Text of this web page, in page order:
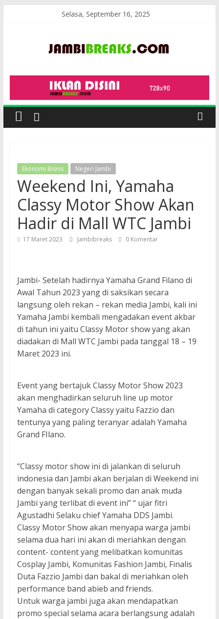
Selasa, September 16, 2025
JambiBreaks
Ekonomi Bisnis Negeri Jambi
Weekend Ini, Yamaha
Classy Motor Show Akan
Hadir di Mall WTC Jambi
17 Maret 2023 Jambibreaks 0 Komentar
Jambi- Setelah hadirnya Yamaha Grand Filano di
Awal Tahun 2023 yang di saksikan secara
langsung oleh rekan – rekan media Jambi, kali ini
Yamaha Jambi kembali mengadakan event akbar
di tahun ini yaitu Classy Motor show yang akan
diadakan di Mall WTC Jambi pada tanggal 18 – 19
Maret 2023 ini.
Event yang bertajuk Classy Motor Show 2023
akan menghadirkan seluruh line up motor
Yamaha di category Classy yaitu Fazzio dan
tentunya yang paling teranyar adalah Yamaha
Grand FIlano.
“Classy motor show ini di jalankan di seluruh
indonesia dan Jambi akan berjalan di Weekend ini
dengan banyak sekali promo dan anak muda
Jambi yang terlibat di event ini” “ ujar fitri
Agustadhi Selaku chief Yamaha DDS Jambi.
Classy Motor Show akan menyapa warga jambi
selama dua hari ini akan di meriahkan dengan
content- content yang melibatkan komunitas
Cosplay Jambi, Komunitas Fashion Jambi, Finalis
Duta Fazzio Jambi dan bakal di meriahkan oleh
performance band abieb and friends.
Untuk warga jambi juga akan mendapatkan
promo special selama acara berlangsung adalah